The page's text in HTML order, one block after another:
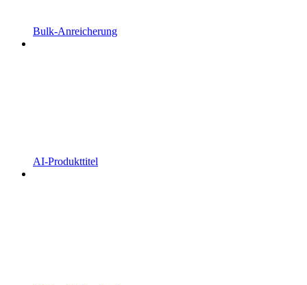
Bulk-Anreicherung
AI-Produkttitel